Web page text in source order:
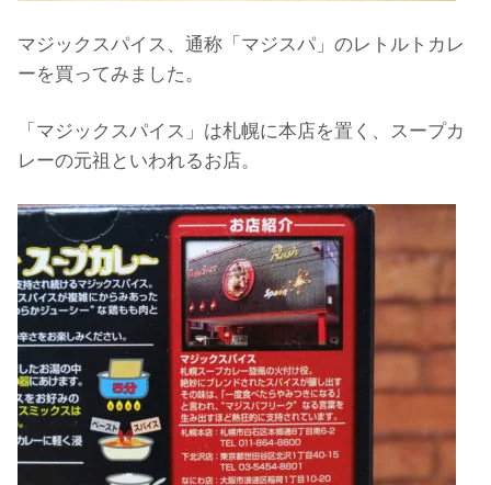
マジックスパイス、通称「マジスパ」のレトルトカレ
ーを買ってみました。
「マジックスパイス」は札幌に本店を置く、スープカ
レーの元祖といわれるお店。